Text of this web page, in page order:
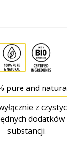
pure and
z
substancji.